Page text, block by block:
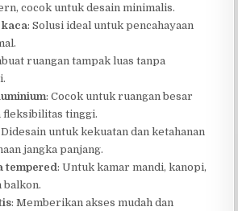
cocok untuk desain minimalis.
kaca: Solusi ideal untuk pencahayaan
ruangan tampak luas tanpa
: Cocok untuk ruangan besar
fleksibilitas tinggi.
Didesain untuk kekuatan dan ketahanan
jangka panjang.
tempered: Untuk kamar mandi, kanopi,
balkon.
: Memberikan akses mudah dan